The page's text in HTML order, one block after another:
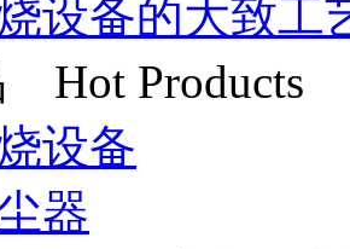
设备的大致工
Hot Products
设备
器